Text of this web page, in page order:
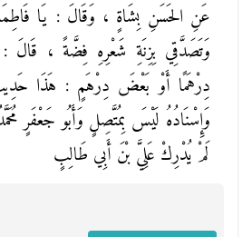
عَنِ الحَسَنِ بِشَاةٍ ، وَقَالَ : يَا
وَتَصَدَّقِي بِزِنَةِ شَعْرِهِ فِضَّةً ، قَالَ :
دِرْهَمًا أَوْ بَعْضَ دِرْهَمٍ : هَذَا
وَإِسْنَادُهُ لَيْسَ بِمُتَّصِلٍ وَأَبُو جَعْفَرٍ
لَمْ يُدْرِكْ عَلِيَّ بْنَ أَبِي طَالِبٍ